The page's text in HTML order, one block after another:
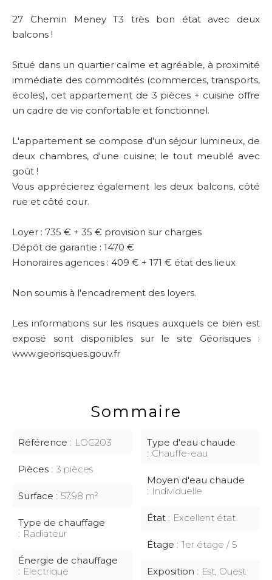
27 Chemin Meney T3 très bon état avec deux
balcons !
Situé dans un quartier calme et agréable, à proximité
immédiate des commodités (commerces, transports,
écoles), cet appartement de 3 pièces + cuisine offre
un cadre de vie confortable et fonctionnel.
L'appartement se compose d'un séjour lumineux, de
deux chambres, d'une cuisine; le tout meublé avec
goût !
Vous apprécierez également les deux balcons, côté
rue et côté cour.
Loyer : 735 € + 35 € provision sur charges
Dépôt de garantie : 1470 €
Honoraires agences : 409 € + 171 € état des lieux
Non soumis à l'encadrement des loyers.
Les informations sur les risques auxquels ce bien est
exposé sont disponibles sur le site Géorisques :
www.georisques.gouv.fr
Sommaire
Référence LOC203
Pièces 3 pièces
Surface 57.98 m²
Type de chauffage
Radiateur
Énergie de chauffage
Electrique
Type d'eau chaude
Chauffe-eau
Moyen d'eau chaude
Individuelle
État Excellent état
Étage 1er étage / 5
Exposition Est, Ouest